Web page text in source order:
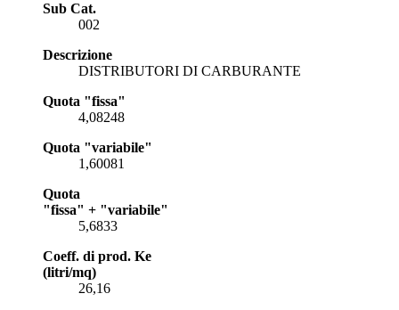
Sub Cat.
002
Descrizione
DISTRIBUTORI DI CARBURANTE
Quota "fissa"
4,08248
Quota "variabile"
1,60081
Quota
"fissa" + "variabile"
5,6833
Coeff. di prod. Ke
(litri/mq)
26,16